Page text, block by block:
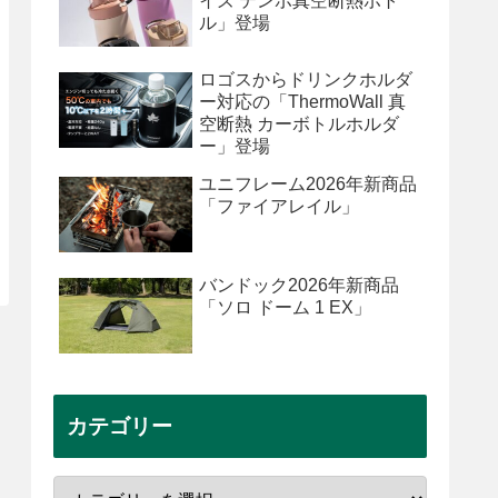
ル」登場
ロゴスからドリンクホルダ
ー対応の「ThermoWall 真
空断熱 カーボトルホルダ
ー」登場
ユニフレーム2026年新商品
「ファイアレイル」
バンドック2026年新商品
「ソロ ドーム 1 EX」
カテゴリー